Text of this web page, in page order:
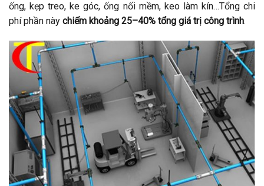
ống, kẹp treo, ke góc, ống nối mềm, keo làm kín…Tổng chi
phí phần này chiếm khoảng 25–40% tổng giá trị công trình.